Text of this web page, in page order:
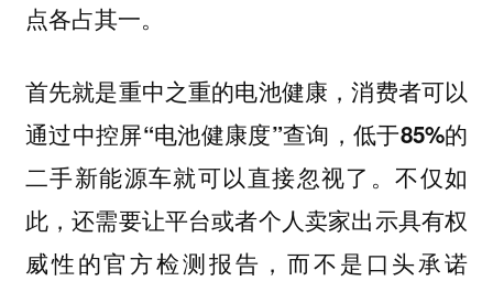
点各占其一。
首先就是重中之重的电池健康，消费者可以
通过中控屏“电池健康度”查询，低于85%的
二手新能源车就可以直接忽视了。不仅如
此，还需要让平台或者个人卖家出示具有权
威性的官方检测报告，而不是口头承诺